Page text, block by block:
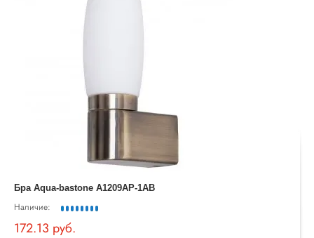
Бра Aqua-bastone A1209AP-1AB
Наличие:
172.13 руб.